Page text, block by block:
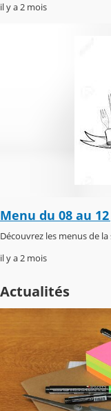
il y a 2 mois
Menu du 08 au
Découvrez les menus de la
il y a 2 mois
Actualités